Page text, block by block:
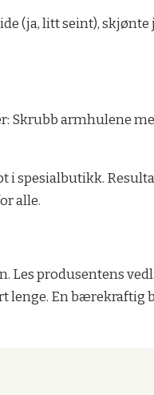
(ja, litt seint), skjønte
Skrubb armhulene
i spesialbutikk.
alle.
Les produsentens
En bærekraftig